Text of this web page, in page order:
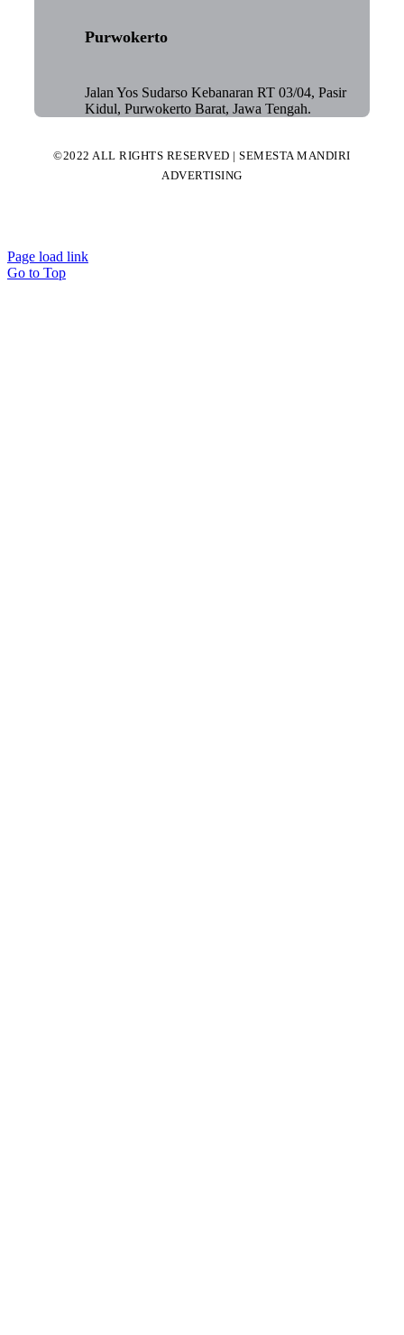
Purwokerto
Jalan Yos Sudarso Kebanaran RT 03/04, Pasir
Kidul, Purwokerto Barat, Jawa Tengah.
©2022 ALL RIGHTS RESERVED | SEMESTA MANDIRI
ADVERTISING
Page load link
Go to Top